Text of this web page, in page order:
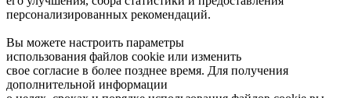
персонализированных рекомендаций.
Вы можете настроить параметры
использования файлов cookie или изменить
свое согласие в более позднее время. Для получения
дополнительной информации